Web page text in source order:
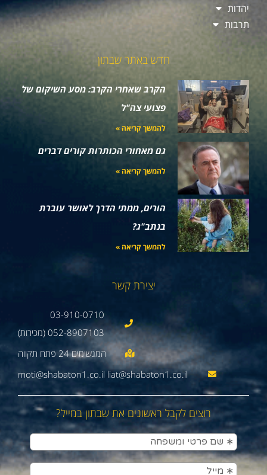
יהדות
תרבות
חדש באתר שבתון
הקרב שאחרי הקרב: מסע השיקום של
פצועי צה"ל
להמשך קריאה »
גם מאחורי הכותרות קורים דברים
להמשך קריאה »
הורים, ממתי הדרך לאושר עוברת
בנתב"ג?
להמשך קריאה »
יצירת קשר
03-910-0710
052-8907103 (מכירות)
moti@shabaton1.co.il liat@shabaton1.co.il
רוצים לקבל ראשונים את שבתון במייל?